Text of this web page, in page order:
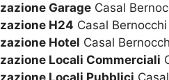
Garage Casal
H24 Casal Bernocchi
Hotel Casal
Locali Commerciali